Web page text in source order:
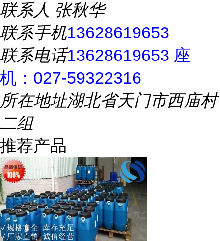
联系人 张秋华
联系手机13628619653
联系电话13628619653 座
机：027-59322316
所在地址湖北省天门市西庙村
二组
推荐产品